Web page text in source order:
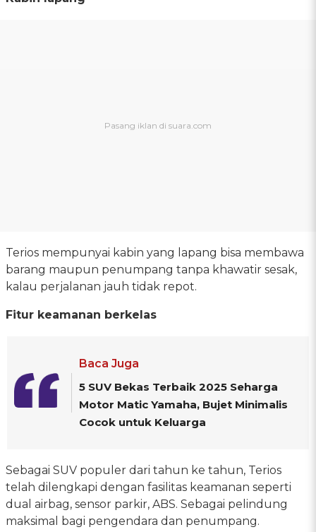
Terios mempunyai kabin yang lapang bisa membawa
barang maupun penumpang tanpa khawatir sesak,
kalau perjalanan jauh tidak repot.
Fitur keamanan berkelas
Baca Juga
5 SUV Bekas Terbaik 2025 Seharga
Motor Matic Yamaha, Bujet Minimalis
Cocok untuk Keluarga
Sebagai SUV populer dari tahun ke tahun, Terios
telah dilengkapi dengan fasilitas keamanan seperti
dual airbag, sensor parkir, ABS. Sebagai pelindung
maksimal bagi pengendara dan penumpang.